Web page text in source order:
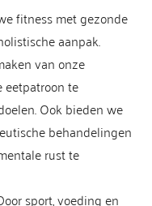
fitness met gezonde
aanpak.
van onze
eetpatroon te
Ook bieden we
behandelingen
rust te
sport, voeding en